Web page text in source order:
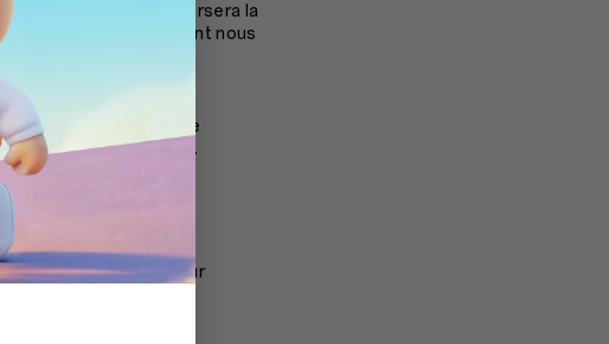
et vous remboursera la
frais de transaction dont nous
pour toute commande
pour une commande.
sauf en cas d’erreur